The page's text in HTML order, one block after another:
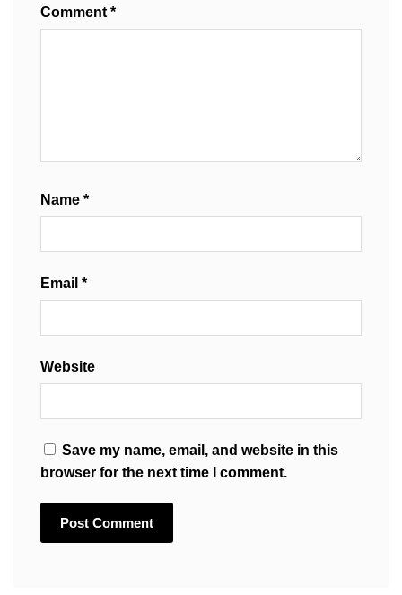
Comment *
Name *
Email *
Website
Save my name, email, and website in this
browser for the next time I comment.